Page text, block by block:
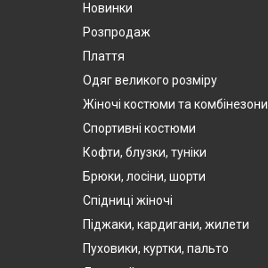
Новинки
Розпродаж
Плаття
Одяг великого розміру
Жіночі костюми та комбінезони
Спортивні костюми
Кофти, блузки, туніки
Брюки, лосіни, шорти
Спідниці жіночі
Піджаки, кардигани, жилети
Пуховики, куртки, пальто